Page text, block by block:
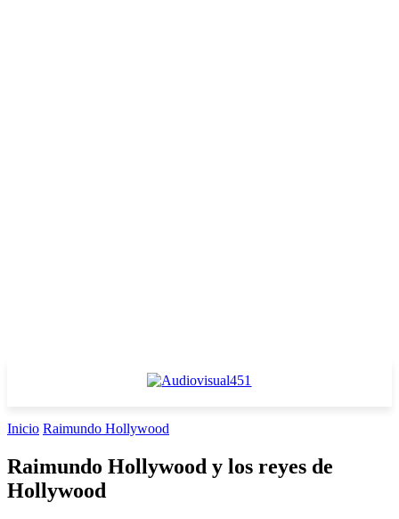
Inicio Raimundo Hollywood
Raimundo Hollywood y los reyes de
Hollywood